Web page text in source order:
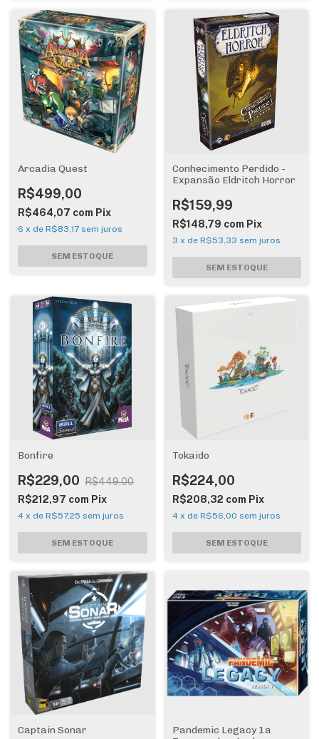
Arcadia Quest
R$499,00
R$464,07 com Pix
6 x de R$83,17 sem juros
Conhecimento Perdido -
Expansão Eldritch Horror
R$159,99
R$148,79 com Pix
3 x de R$53,33 sem juros
Bonfire
R$229,00 R$449,00
R$212,97 com Pix
4 x de R$57,25 sem juros
Tokaido
R$224,00
R$208,32 com Pix
4 x de R$56,00 sem juros
Captain Sonar
Pandemic Legacy 1a